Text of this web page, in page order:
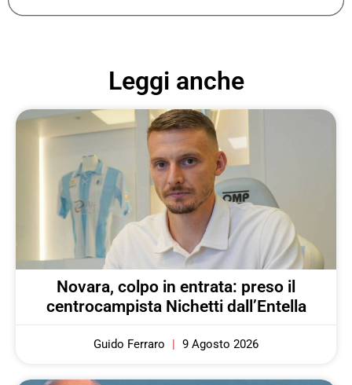
Leggi anche
Novara, colpo in entrata: preso il
centrocampista Nichetti dall’Entella
Guido Ferraro 9 Agosto 2026